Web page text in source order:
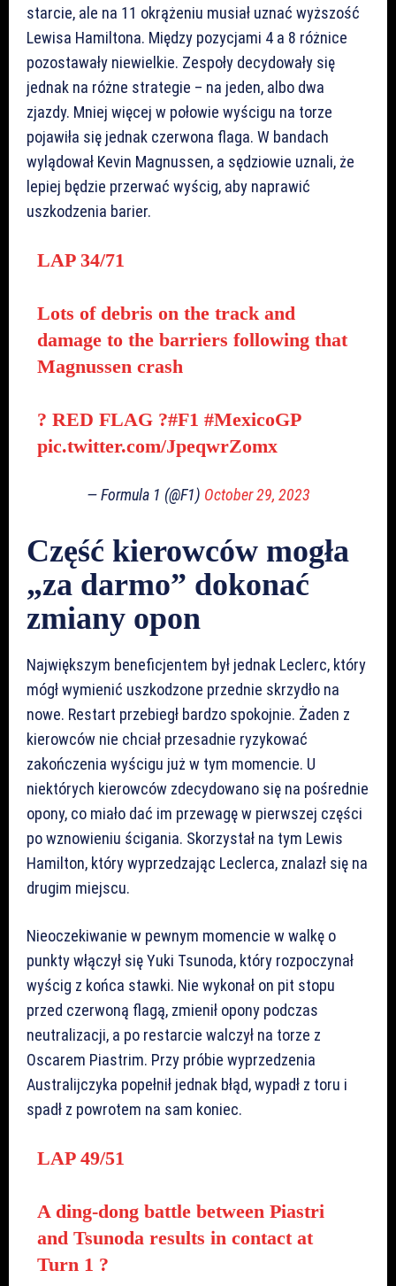
starcie, ale na 11 okrążeniu musiał uznać wyższość
Lewisa Hamiltona. Między pozycjami 4 a 8 różnice
pozostawały niewielkie. Zespoły decydowały się
jednak na różne strategie – na jeden, albo dwa
zjazdy. Mniej więcej w połowie wyścigu na torze
pojawiła się jednak czerwona flaga. W bandach
wylądował Kevin Magnussen, a sędziowie uznali, że
lepiej będzie przerwać wyścig, aby naprawić
uszkodzenia barier.
LAP 34/71
Lots of debris on the track and
damage to the barriers following that
Magnussen crash
? RED FLAG ?#F1 #MexicoGP
pic.twitter.com/JpeqwrZomx
— Formula 1 (@F1) October 29, 2023
Część kierowców mogła
„za darmo” dokonać
zmiany opon
Największym beneficjentem był jednak Leclerc, który
mógł wymienić uszkodzone przednie skrzydło na
nowe. Restart przebiegł bardzo spokojnie. Żaden z
kierowców nie chciał przesadnie ryzykować
zakończenia wyścigu już w tym momencie. U
niektórych kierowców zdecydowano się na pośrednie
opony, co miało dać im przewagę w pierwszej części
po wznowieniu ścigania. Skorzystał na tym Lewis
Hamilton, który wyprzedzając Leclerca, znalazł się na
drugim miejscu.
Nieoczekiwanie w pewnym momencie w walkę o
punkty włączył się Yuki Tsunoda, który rozpoczynał
wyścig z końca stawki. Nie wykonał on pit stopu
przed czerwoną flagą, zmienił opony podczas
neutralizacji, a po restarcie walczył na torze z
Oscarem Piastrim. Przy próbie wyprzedzenia
Australijczyka popełnił jednak błąd, wypadł z toru i
spadł z powrotem na sam koniec.
LAP 49/51
A ding-dong battle between Piastri
and Tsunoda results in contact at
Turn 1 ?